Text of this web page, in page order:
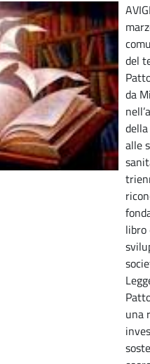
del
da
alle
libro
una